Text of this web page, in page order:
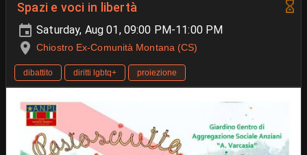
Spazi e voci in libertà
Saturday, Aug 01, 09:00 PM-11:00 PM
Chiostro Ex-Comunità Montana (CS)
dibattito diritti lgbtq+ proiezione